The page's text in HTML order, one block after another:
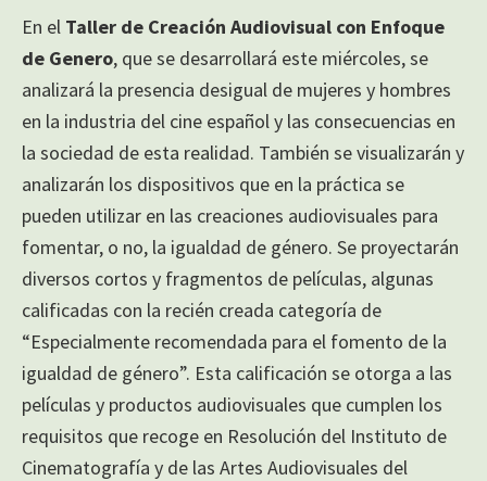
En el Taller de Creación Audiovisual con Enfoque
de Genero, que se desarrollará este miércoles, se
analizará la presencia desigual de mujeres y hombres
en la industria del cine español y las consecuencias en
la sociedad de esta realidad. También se visualizarán y
analizarán los dispositivos que en la práctica se
pueden utilizar en las creaciones audiovisuales para
fomentar, o no, la igualdad de género. Se proyectarán
diversos cortos y fragmentos de películas, algunas
calificadas con la recién creada categoría de
“Especialmente recomendada para el fomento de la
igualdad de género”. Esta calificación se otorga a las
películas y productos audiovisuales que cumplen los
requisitos que recoge en Resolución del Instituto de
Cinematografía y de las Artes Audiovisuales del